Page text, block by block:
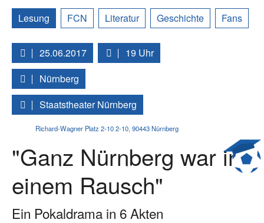
Lesung FCN Literatur Geschichte Fans
25.06.2017
19 Uhr
Nürnberg
Staatstheater Nürnberg
Richard-Wagner Platz 2-10 2-10, 90443Nürnberg
"Ganz Nürnberg war in
einem Rausch"
Ein Pokaldrama in 6 Akten